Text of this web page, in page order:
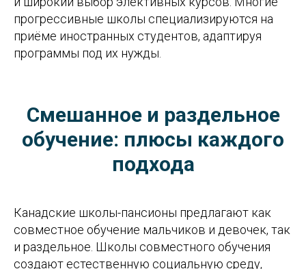
прогрессивные школы специализируются на
приёме иностранных студентов, адаптируя
программы под их нужды.
Смешанное и раздельное
обучение: плюсы каждого
подхода
Канадские школы-пансионы предлагают как
совместное обучение мальчиков и девочек, так
и раздельное. Школы совместного обучения
создают естественную социальную среду,